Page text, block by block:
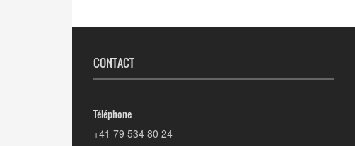
CONTACT
Téléphone
+41 79 534 80 24